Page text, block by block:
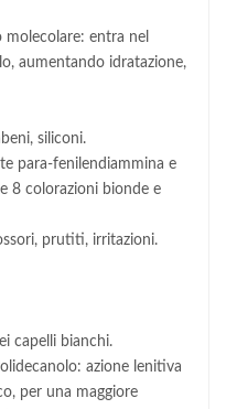
entra nel
aumentando idratazione,
siliconi.
para-fenilendiammina e
8 colorazioni bionde e
prutiti, irritazioni.
capelli bianchi.
azione lenitiva
per una maggiore